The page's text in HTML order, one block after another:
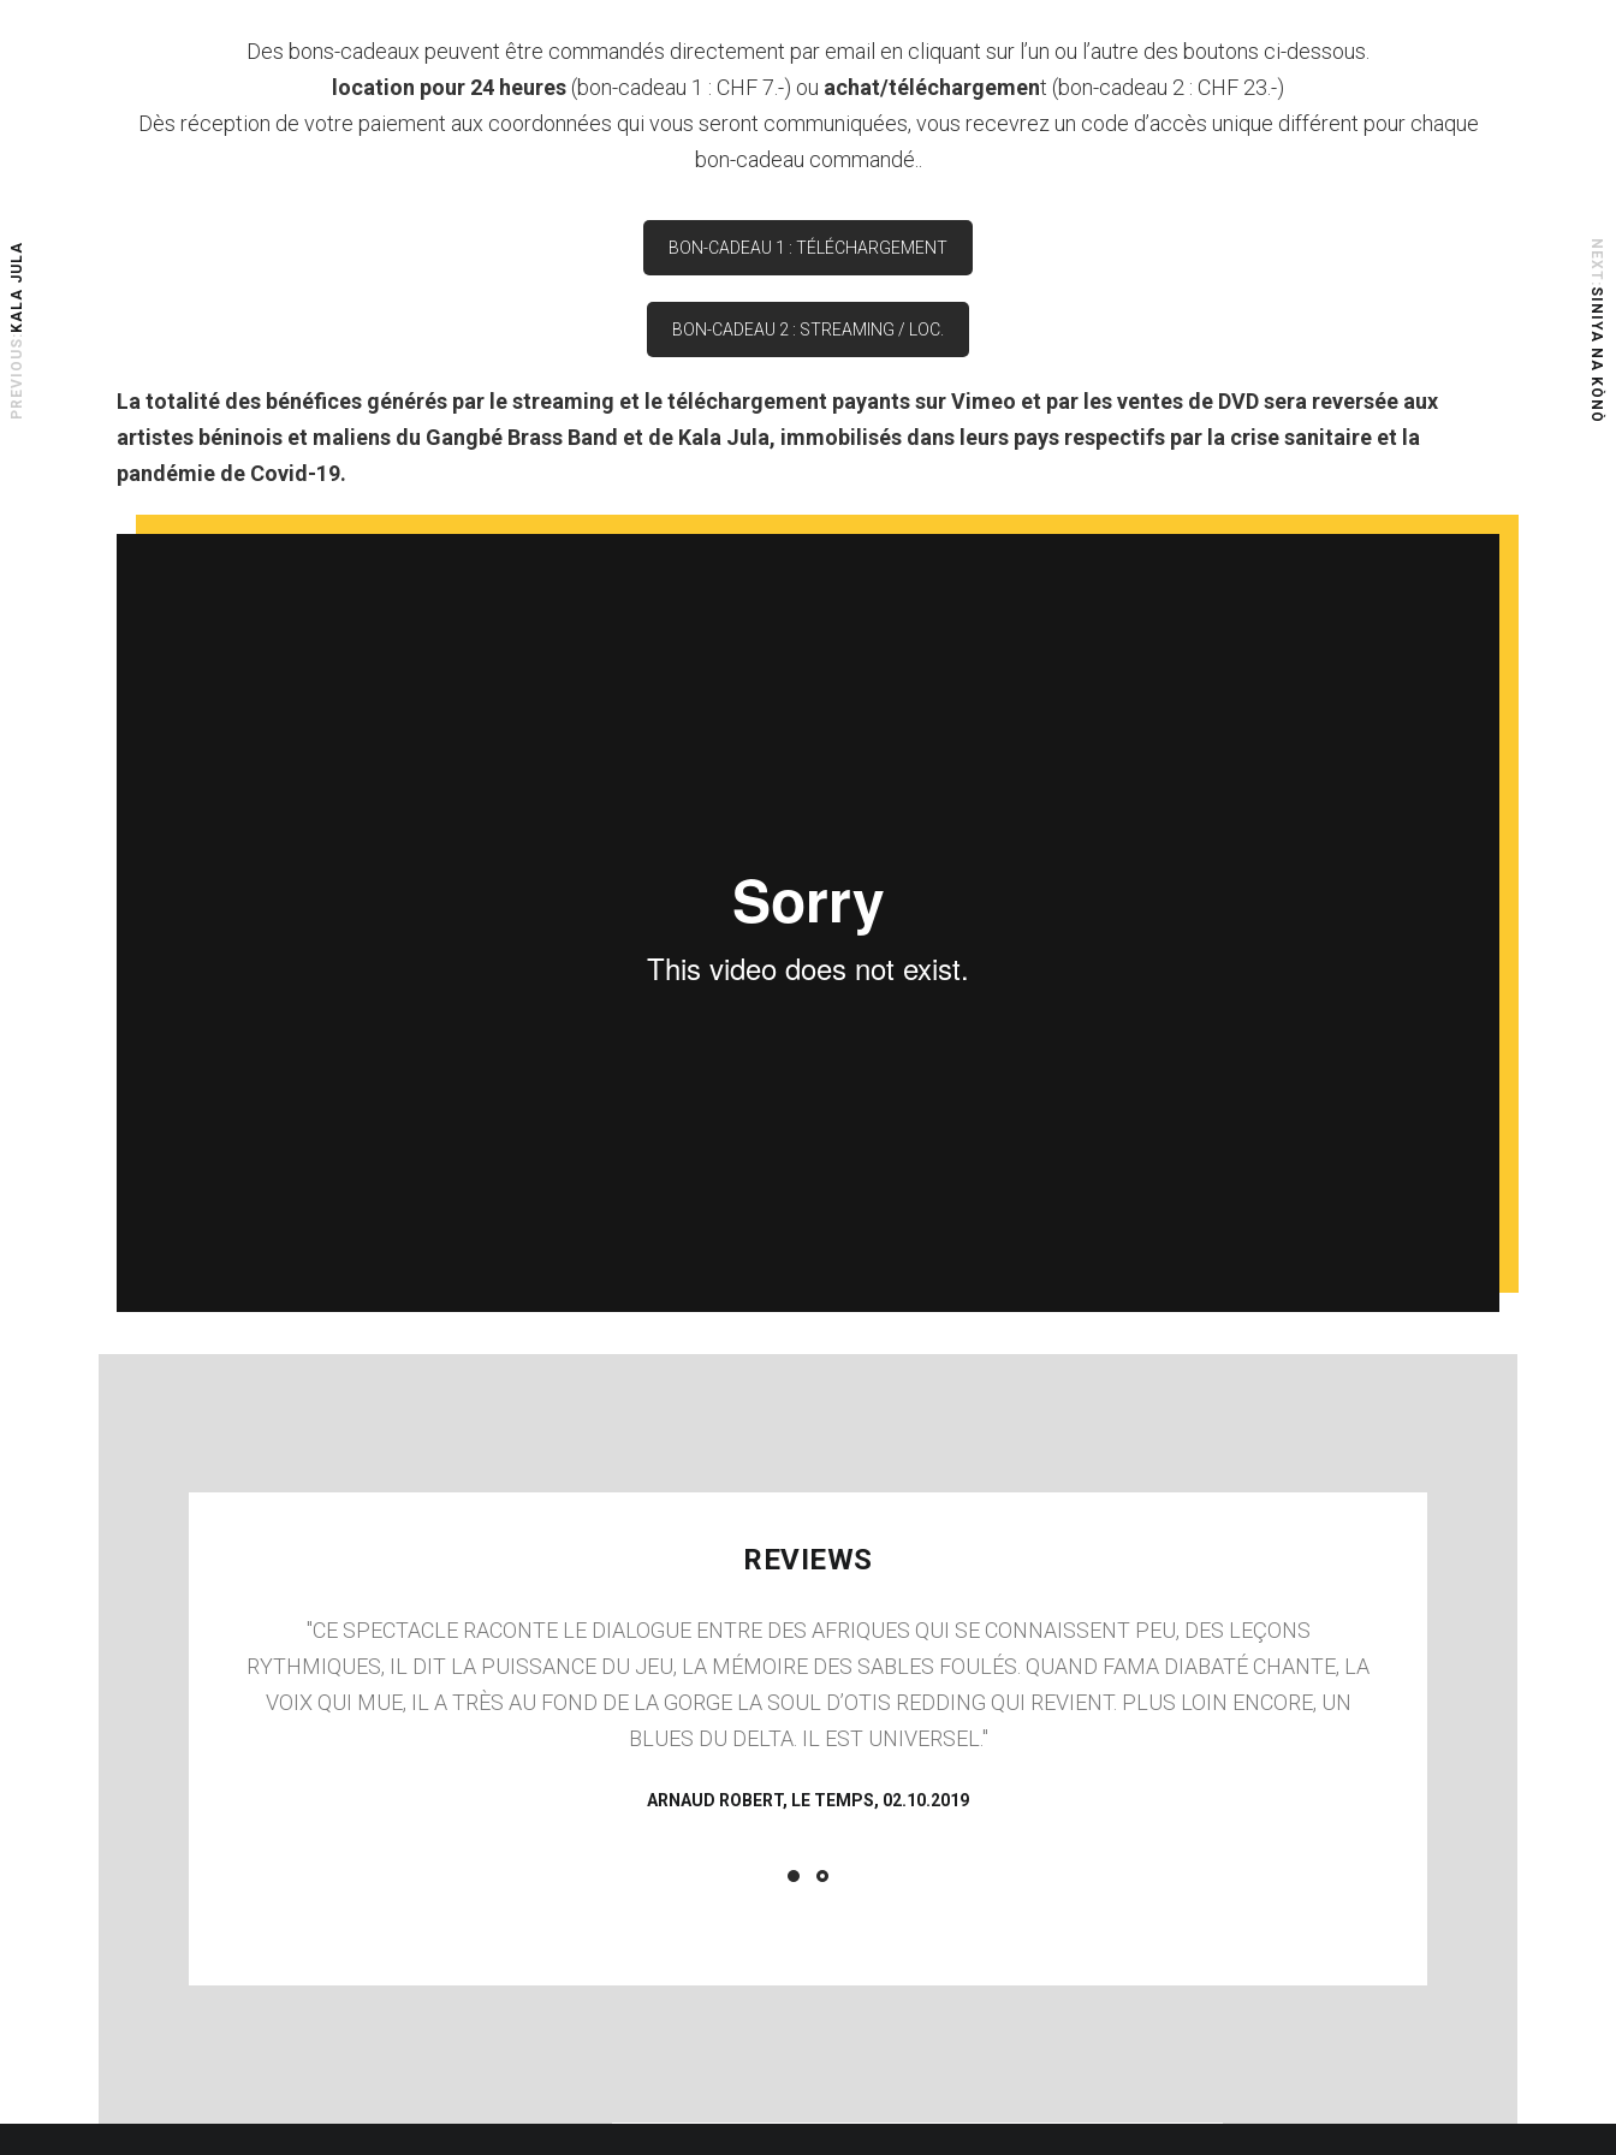
Des bons-cadeaux peuvent être commandés directement par email en cliquant sur l’un ou l’autre des boutons ci-dessous.
location pour 24 heures (bon-cadeau 1 : CHF 7.-) ou achat/téléchargement (bon-cadeau 2 : CHF 23.-)
Dès réception de votre paiement aux coordonnées qui vous seront communiquées, vous recevrez un code d’accès unique différent pour chaque
bon-cadeau commandé..
BON-CADEAU 1 : TÉLÉCHARGEMENT
BON-CADEAU 2 : STREAMING / LOC.
La totalité des bénéfices générés par le streaming et le téléchargement payants sur Vimeo et par les ventes de DVD sera reversée aux
artistes béninois et maliens du Gangbé Brass Band et de Kala Jula, immobilisés dans leurs pays respectifs par la crise sanitaire et la
pandémie de Covid-19.
REVIEWS
CE SPECTACLE RACONTE LE DIALOGUE ENTRE DES AFRIQUES QUI SE CONNAISSENT PEU, DES LEÇONS
RYTHMIQUES, IL DIT LA PUISSANCE DU JEU, LA MÉMOIRE DES SABLES FOULÉS. QUAND FAMA DIABATÉ CHANTE, LA
VOIX QUI MUE, IL A TRÈS AU FOND DE LA GORGE LA SOUL D’OTIS REDDING QUI REVIENT. PLUS LOIN ENCORE, UN
BLUES DU DELTA. IL EST UNIVERSEL.
ARNAUD ROBERT, LE TEMPS, 02.10.2019
NEXT:
SINIYA NA KÒNÒ
PREVIOUS:
KALA JULA